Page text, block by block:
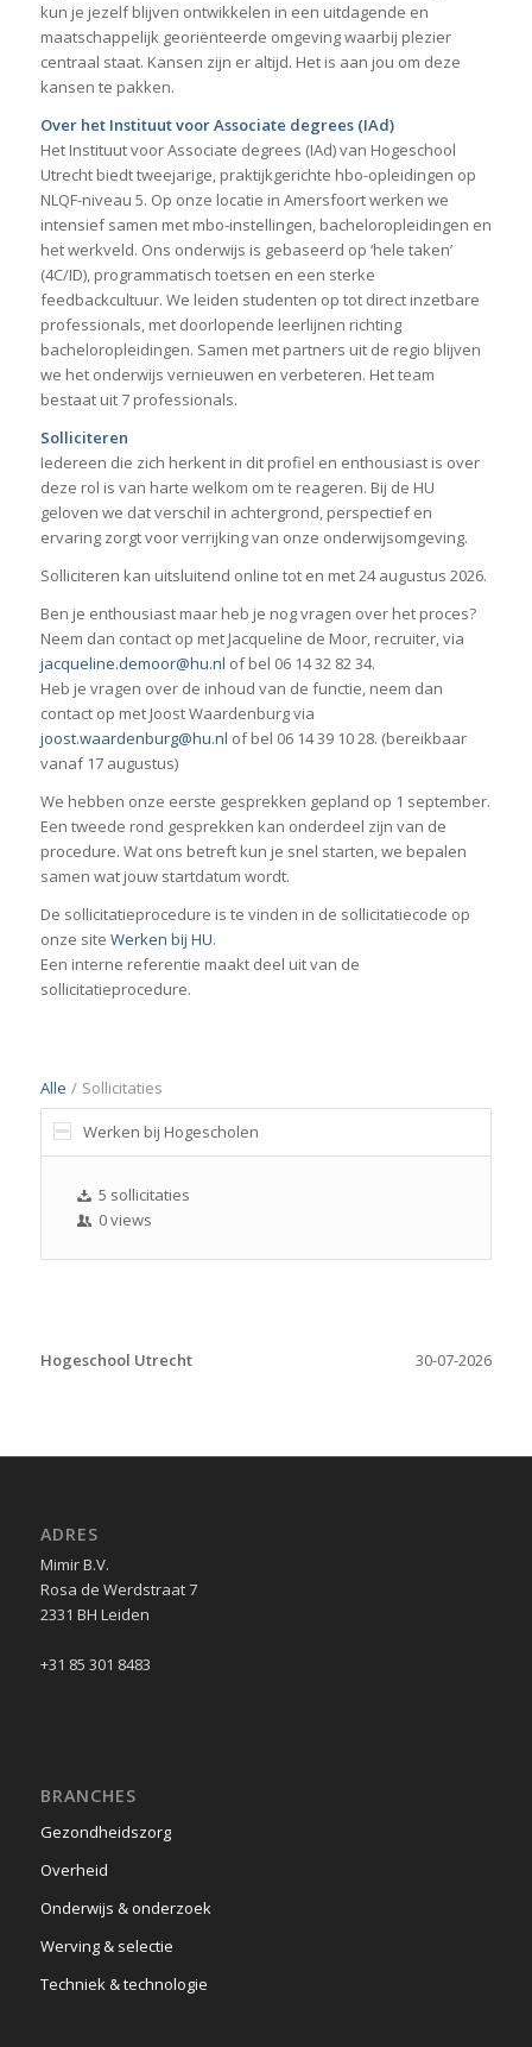
kun je jezelf blijven ontwikkelen in een uitdagende en
maatschappelijk georiënteerde omgeving waarbij plezier
centraal staat. Kansen zijn er altijd. Het is aan jou om deze
kansen te pakken.
Over het Instituut voor Associate degrees (IAd)
Het Instituut voor Associate degrees (IAd) van Hogeschool
Utrecht biedt tweejarige, praktijkgerichte hbo-opleidingen op
NLQF-niveau 5. Op onze locatie in Amersfoort werken we
intensief samen met mbo-instellingen, bacheloropleidingen en
het werkveld. Ons onderwijs is gebaseerd op ‘hele taken’
(4C/ID), programmatisch toetsen en een sterke
feedbackcultuur. We leiden studenten op tot direct inzetbare
professionals, met doorlopende leerlijnen richting
bacheloropleidingen. Samen met partners uit de regio blijven
we het onderwijs vernieuwen en verbeteren. Het team
bestaat uit 7 professionals.
Solliciteren
Iedereen die zich herkent in dit profiel en enthousiast is over
deze rol is van harte welkom om te reageren. Bij de HU
geloven we dat verschil in achtergrond, perspectief en
ervaring zorgt voor verrijking van onze onderwijsomgeving.
Solliciteren kan uitsluitend online tot en met 24 augustus 2026.
Ben je enthousiast maar heb je nog vragen over het proces?
Neem dan contact op met Jacqueline de Moor, recruiter, via
jacqueline.demoor@hu.nl of bel 06 14 32 82 34.
Heb je vragen over de inhoud van de functie, neem dan
contact op met Joost Waardenburg via
joost.waardenburg@hu.nl of bel 06 14 39 10 28. (bereikbaar
vanaf 17 augustus)
We hebben onze eerste gesprekken gepland op 1 september.
Een tweede rond gesprekken kan onderdeel zijn van de
procedure. Wat ons betreft kun je snel starten, we bepalen
samen wat jouw startdatum wordt.
De sollicitatieprocedure is te vinden in de sollicitatiecode op
onze site Werken bij HU.
Een interne referentie maakt deel uit van de
sollicitatieprocedure.
Alle / Sollicitaties
Werken bij Hogescholen
5 sollicitaties
0 views
30-07-2026
Hogeschool Utrecht
ADRES
Mimir B.V.
Rosa de Werdstraat 7
2331 BH Leiden
+31 85 301 8483
BRANCHES
Gezondheidszorg
Overheid
Onderwijs & onderzoek
Werving & selectie
Techniek & technologie